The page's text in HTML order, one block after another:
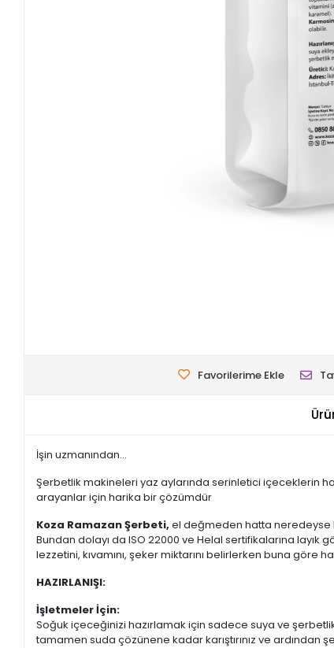
Favorilerime Ekle
İşin uzmanından...
Şerbetlik makineleri yaz aylarında serinletici içeceklerin
arayanlar için harika bir çözümdür
Koza Ramazan Şerbeti, el değmeden hatta
Bundan dolayı da ISO 22000 ve Helal sertifikalarına layık
lezzetini, kıvamını, şeker miktarını belirlerken buna göre
HAZIRLANIŞI:
İşletmeler İçin:
Soğuk içeceğinizi hazırlamak için sadece suya ve
tamamen suda çözünene kadar karıştırınız ve